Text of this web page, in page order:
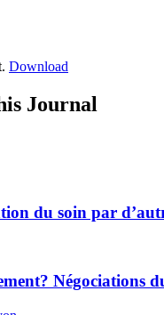
Download
Journal
du soin par
Négociations